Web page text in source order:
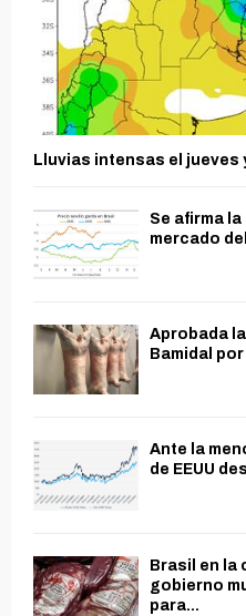
Lluvias intensas el
Se afirma
mercado
Aprobada
Bamidal por
Ante la
de EEUU
Brasil en la
gobierno
para...